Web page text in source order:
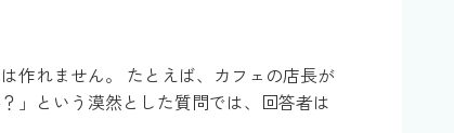
作れません。 たとえば、カフェの店長が
」という漠然とした質問では、回答者は